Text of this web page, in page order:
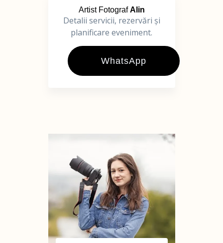
Artist FotografAlin
Detalii servicii, rezervări și
planificare eveniment.
WhatsApp